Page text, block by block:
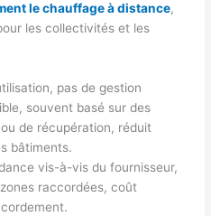
le chauffage à distance,
les collectivités et les
pas de gestion
souvent basé sur des
de récupération, réduit
bâtiments.
vis-à-vis du fournisseur,
raccordées, coût